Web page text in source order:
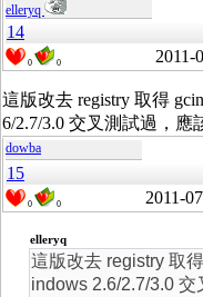
elleryq
14
0 0 2011-
這版改去 registry 取得
6/2.7/3.0 交叉測試過，應
dowba
15
0 0 2011-
elleryq
這版改去 registry 取
indows 2.6/2.7/3.0